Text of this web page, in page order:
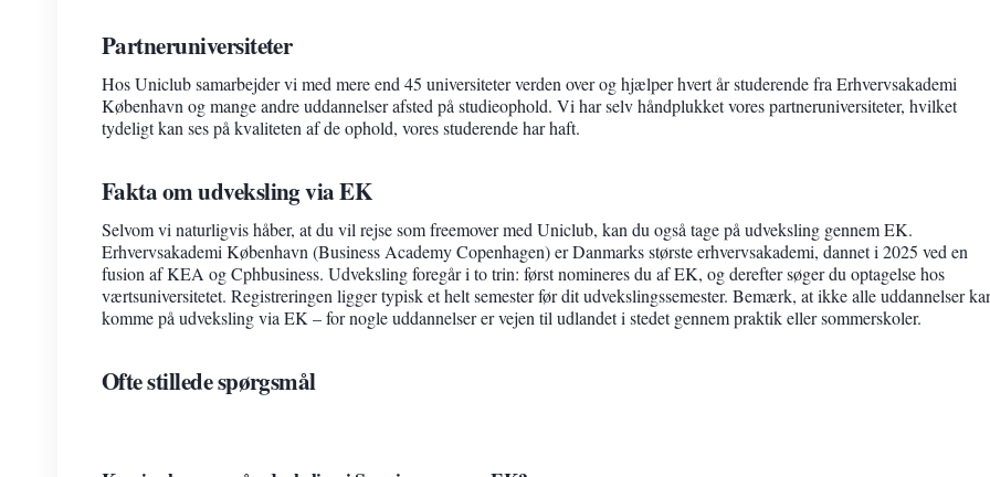
Partneruniversiteter
Hos Uniclub samarbejder vi med mere end 45 universiteter verden over og hjælper hvert år studerende fra Erhvervsakademi
København og mange andre uddannelser afsted på studieophold. Vi har selv håndplukket vores partneruniversiteter, hvilket
tydeligt kan ses på kvaliteten af de ophold, vores studerende har haft.
Fakta om udveksling via EK
Selvom vi naturligvis håber, at du vil rejse som freemover med Uniclub, kan du også tage på udveksling gennem EK.
Erhvervsakademi København (Business Academy Copenhagen) er Danmarks største erhvervsakademi, dannet i 2025 ved en
fusion af KEA og Cphbusiness. Udveksling foregår i to trin: først nomineres du af EK, og derefter søger du optagelse hos
værtsuniversitetet. Registreringen ligger typisk et helt semester før dit udvekslingssemester. Bemærk, at ikke alle uddannelser
komme på udveksling via EK – for nogle uddannelser er vejen til udlandet i stedet gennem praktik eller sommerskoler.
Ofte stillede spørgsmål